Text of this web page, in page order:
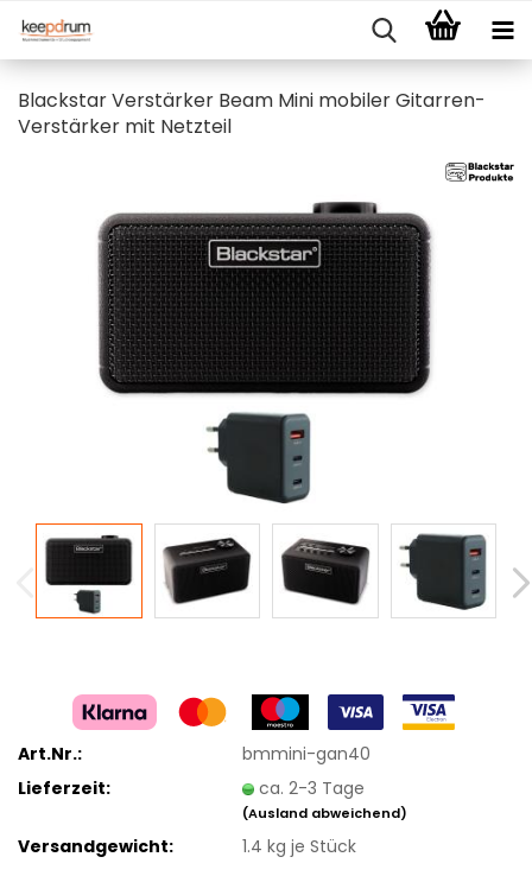
Blackstar Verstärker Beam Mini mobiler Gitarren-
Verstärker mit Netzteil
Art.Nr.:
bmmini-gan40
Lieferzeit:
ca. 2-3 Tage
(Ausland abweichend)
Versandgewicht: 1.4 kg je Stück